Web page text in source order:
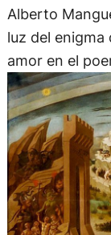
Alberto
luz del
amor en el